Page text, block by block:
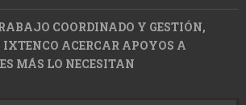
COORDINADO Y GESTIÓN,
ACERCAR APOYOS A
MÁS LO NECESITAN